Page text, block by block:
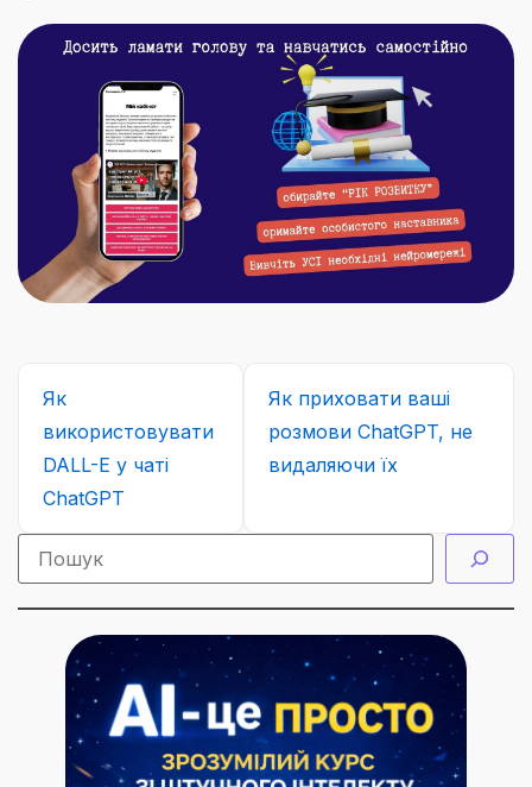
Як
використовувати
DALL-E у чаті
ChatGPT
Як приховати ваші
розмови ChatGPT, не
видаляючи їх